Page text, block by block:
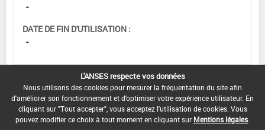
-
DATE DE FIN D'UTILISATION :
-
L'ANSES respecte vos données
Nous utilisons des cookies pour mesurer la fréquentation du site afin
d'améliorer son fonctionnement et d'optimiser votre expérience utilisateur. En
cliquant sur "Tout accepter", vous acceptez l'utilisation de cookies. Vous
pouvez modifier ce choix à tout moment en cliquant sur Mentions légales